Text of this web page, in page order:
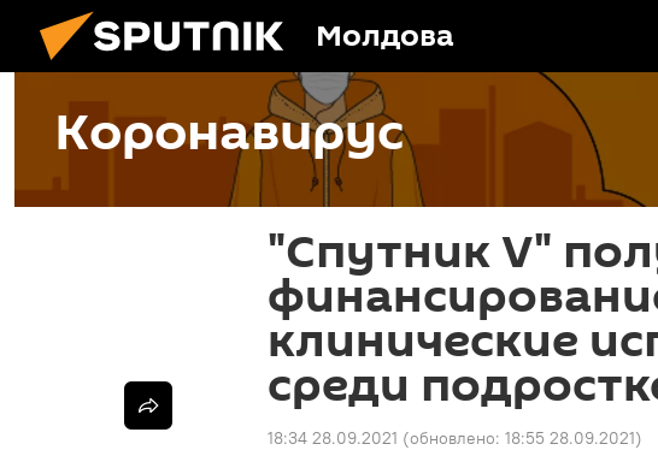
Молдова
Коронавирус
"Спутник V"
клинические
среди
18:34 28.09.2021 (обновлено: 18:55 28.09.2021)